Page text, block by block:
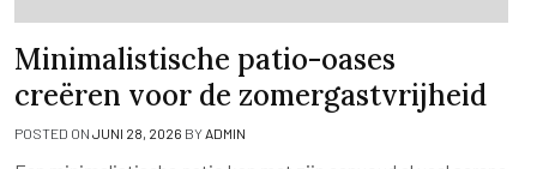
Minimalistische patio-oases
creëren voor de zomergastvrijheid
POSTED ON JUNI 28, 2026 BYADMIN